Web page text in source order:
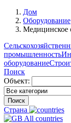
Дом
Оборудование
Медицинское
промышленность
оборудование
Поиск
Объект:
Поиск
Страна
All countries